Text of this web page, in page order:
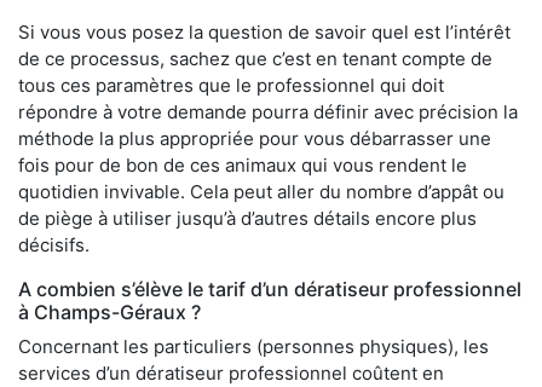
Si vous vous posez la question de savoir quel est l’intérêt
de ce processus, sachez que c’est en tenant compte de
tous ces paramètres que le professionnel qui doit
répondre à votre demande pourra définir avec précision la
méthode la plus appropriée pour vous débarrasser une
fois pour de bon de ces animaux qui vous rendent le
quotidien invivable. Cela peut aller du nombre d’appât ou
de piège à utiliser jusqu’à d’autres détails encore plus
décisifs.
A combien s’élève le tarif d’un dératiseur professionnel
à Champs-Géraux ?
Concernant les particuliers (personnes physiques), les
services d’un dératiseur professionnel coûtent en